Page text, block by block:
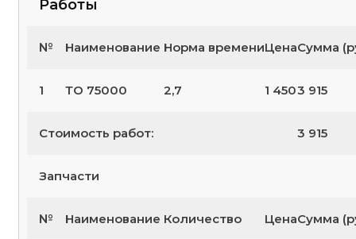
Работы
№ Наименование Норма времениЦенаСумма
1 ТО 75000 2,7 1 4503 915
Стоимость работ: 3 915
Запчасти
№ Наименование Количество ЦенаСумма